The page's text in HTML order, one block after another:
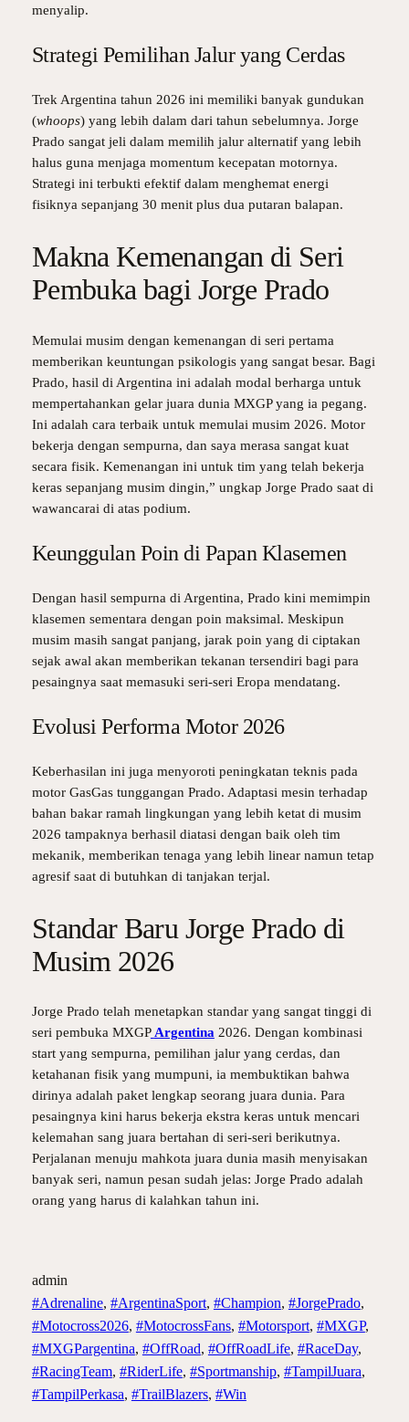
menyalip.
Strategi Pemilihan Jalur yang Cerdas
Trek Argentina tahun 2026 ini memiliki banyak gundukan
(whoops) yang lebih dalam dari tahun sebelumnya. Jorge
Prado sangat jeli dalam memilih jalur alternatif yang lebih
halus guna menjaga momentum kecepatan motornya.
Strategi ini terbukti efektif dalam menghemat energi
fisiknya sepanjang 30 menit plus dua putaran balapan.
Makna Kemenangan di Seri
Pembuka bagi Jorge Prado
Memulai musim dengan kemenangan di seri pertama
memberikan keuntungan psikologis yang sangat besar. Bagi
Prado, hasil di Argentina ini adalah modal berharga untuk
mempertahankan gelar juara dunia MXGP yang ia pegang.
Ini adalah cara terbaik untuk memulai musim 2026. Motor
bekerja dengan sempurna, dan saya merasa sangat kuat
secara fisik. Kemenangan ini untuk tim yang telah bekerja
keras sepanjang musim dingin,” ungkap Jorge Prado saat di
wawancarai di atas podium.
Keunggulan Poin di Papan Klasemen
Dengan hasil sempurna di Argentina, Prado kini memimpin
klasemen sementara dengan poin maksimal. Meskipun
musim masih sangat panjang, jarak poin yang di ciptakan
sejak awal akan memberikan tekanan tersendiri bagi para
pesaingnya saat memasuki seri-seri Eropa mendatang.
Evolusi Performa Motor 2026
Keberhasilan ini juga menyoroti peningkatan teknis pada
motor GasGas tunggangan Prado. Adaptasi mesin terhadap
bahan bakar ramah lingkungan yang lebih ketat di musim
2026 tampaknya berhasil diatasi dengan baik oleh tim
mekanik, memberikan tenaga yang lebih linear namun tetap
agresif saat di butuhkan di tanjakan terjal.
Standar Baru Jorge Prado di
Musim 2026
Jorge Prado telah menetapkan standar yang sangat tinggi di
seri pembuka MXGP Argentina 2026. Dengan kombinasi
start yang sempurna, pemilihan jalur yang cerdas, dan
ketahanan fisik yang mumpuni, ia membuktikan bahwa
dirinya adalah paket lengkap seorang juara dunia. Para
pesaingnya kini harus bekerja ekstra keras untuk mencari
kelemahan sang juara bertahan di seri-seri berikutnya.
Perjalanan menuju mahkota juara dunia masih menyisakan
banyak seri, namun pesan sudah jelas: Jorge Prado adalah
orang yang harus di kalahkan tahun ini.
admin
#Adrenaline, #ArgentinaSport, #Champion, #JorgePrado
#Motocross2026, #MotocrossFans, #Motorsport, #MXGP
#MXGPargentina, #OffRoad, #OffRoadLife, #RaceDay
#RacingTeam, #RiderLife, #Sportmanship, #TampilJuara
#TampilPerkasa, #TrailBlazers, #Win